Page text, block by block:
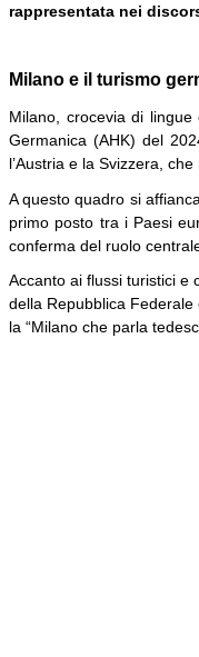
rappresentata nei
Milano e il turismo
Milano, crocevia di
Germanica (AHK) del
l’Austria e la Svizzera,
A questo quadro si
primo posto tra i Paesi
conferma del ruolo
Accanto ai flussi turistici e
della Repubblica
la “Milano che parla